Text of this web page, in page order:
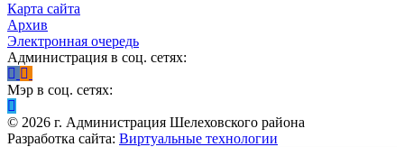
Карта сайта
Архив
Электронная очередь
Администрация в соц. сетях:
Мэр в соц. сетях:
© 2026 г. Администрация Шелеховского района
Разработка сайта: Виртуальные технологии